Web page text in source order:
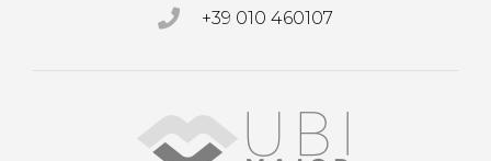
+39 010 460107